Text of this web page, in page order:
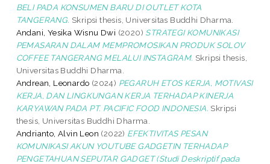
BELI PADA KONSUMEN BARU DI OUTLET KOTA
TANGERANG. Skripsi thesis, Universitas Buddhi Dharma.
Andani, Yesika Wisnu Dwi (2020) STRATEGI KOMUNIKASI
PEMASARAN DALAM MEMPROMOSIKAN PRODUK SOLOV
COFFEE TANGERANG MELALUI INSTAGRAM. Skripsi thesis,
Universitas Buddhi Dharma.
Andrean, Leonardo (2024) PEGARUH ETOS KERJA, MOTIVASI
KERJA, DAN LINGKUNGAN KERJA TERHADAP KINERJA
KARYAWAN PADA PT. PACIFIC FOOD INDONESIA. Skripsi
thesis, Universitas Buddhi Dharma.
Andrianto, Alvin Leon (2022) EFEKTIVITAS PESAN
KOMUNIKASI AKUN YOUTUBE GADGETIN TERHADAP
PENGETAHUAN SEPUTAR GADGET (Studi Deskriptif pada